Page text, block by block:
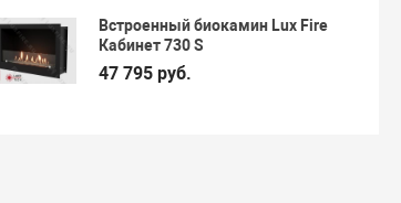
Встроенный биокамин Lux Fire
Кабинет 730 S
47 795 руб.